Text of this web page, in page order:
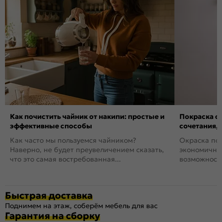
Как почистить чайник от накипи: простые и
эффективные способы
Как часто мы пользуемся чайником?
Наверно, не будет преувеличением сказать,
что это самая востребованная...
Покраска
сочетания,
Окраска
Быстрая доставка
Поднимем на этаж, соберём мебель для вас
Гарантия на сборку